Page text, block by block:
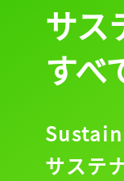
サス
すべ
サステ